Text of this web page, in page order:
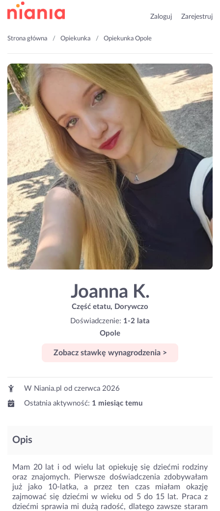
Zaloguj Zarejestruj
Strona główna Opiekunka Opiekunka Opole
Joanna K.
Część etatu, Dorywczo
Doświadczenie: 1-2 lata
Opole
Zobacz stawkę wynagrodzenia >
W Niania.pl od czerwca 2026
Ostatnia aktywność: 1 miesiąc temu
Opis
Mam 20 lat i od wielu lat opiekuję się dziećmi rodziny
oraz znajomych. Pierwsze doświadczenia zdobywałam
już jako 10-latka, a przez ten czas miałam okazję
zajmować się dziećmi w wieku od 5 do 15 lat. Praca z
dziećmi sprawia mi dużą radość, dlatego zawsze staram